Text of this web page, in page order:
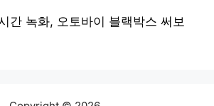
간 녹화, 오토바이 블랙박스 써보